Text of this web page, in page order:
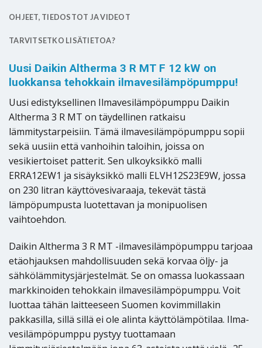
OHJEET, TIEDOSTOT JA VIDEOT
TARVITSETKO LISÄTIETOA?
Uusi Daikin Altherma 3 R MT F 12 kW on
luokkansa tehokkain ilmavesilämpöpumppu!
Uusi edistyksellinen Ilmavesilämpöpumppu Daikin
Altherma 3 R MT on täydellinen ratkaisu
lämmitystarpeisiin. Tämä ilmavesilämpöpumppu sopii
sekä uusiin että vanhoihin taloihin, joissa on
vesikiertoiset patterit. Sen ulkoyksikkö malli
ERRA12EW1 ja sisäyksikkö malli ELVH12S23E9W, jossa
on 230 litran käyttövesivaraaja, tekevät tästä
lämpöpumpusta luotettavan ja monipuolisen
vaihtoehdon.
Daikin Altherma 3 R MT -ilmavesilämpöpumppu tarjoaa
etäohjauksen mahdollisuuden sekä korvaa öljy- ja
sähkölämmitysjärjestelmät. Se on omassa luokassaan
markkinoiden tehokkain ilmavesilämpöpumppu. Voit
luottaa tähän laitteeseen Suomen kovimmillakin
pakkasilla, sillä sillä ei ole alinta käyttölämpötilaa. Ilma-
vesilämpöpumppu pystyy tuottamaan